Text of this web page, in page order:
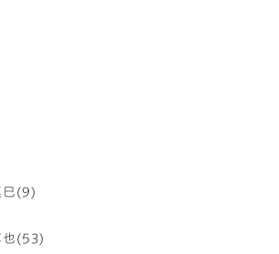
(9)
也(53)